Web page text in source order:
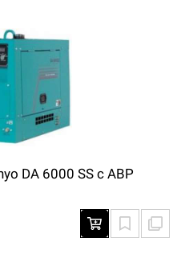
DA 6000 SS с АВР